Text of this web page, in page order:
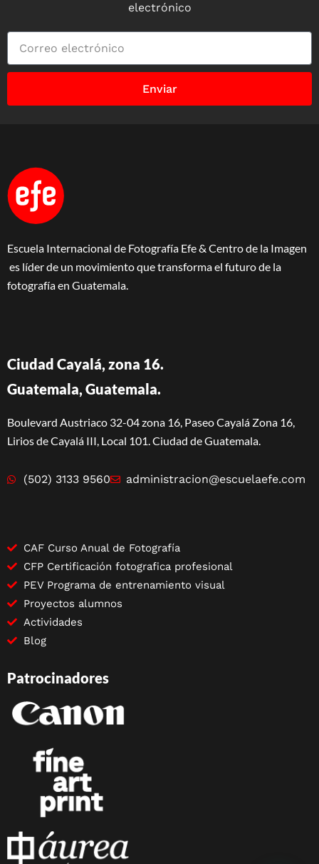
electrónico
Enviar
Escuela Internacional de Fotografía Efe & Centro de la Imagen
es líder de un movimiento que transforma el futuro de la
fotografía en Guatemala.
Ciudad Cayalá, zona 16.
Guatemala, Guatemala.
Boulevard Austriaco 32-04 zona 16, Paseo Cayalá Zona 16,
Lirios de Cayalá III, Local 101. Ciudad de Guatemala.
(502) 3133 9560 administracion@escuelaefe.com
CAF Curso Anual de Fotografía
CFP Certificación fotografica profesional
PEV Programa de entrenamiento visual
Proyectos alumnos
Actividades
Blog
Patrocinadores